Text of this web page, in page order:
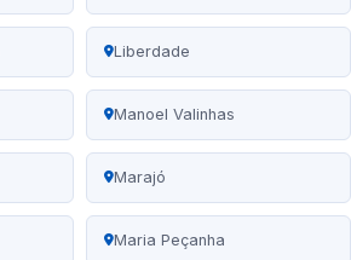
Liberdade
Manoel Valinhas
Marajó
Maria Peçanha